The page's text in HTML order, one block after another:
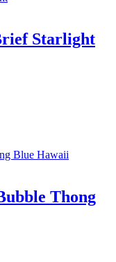
Starlight
Thong